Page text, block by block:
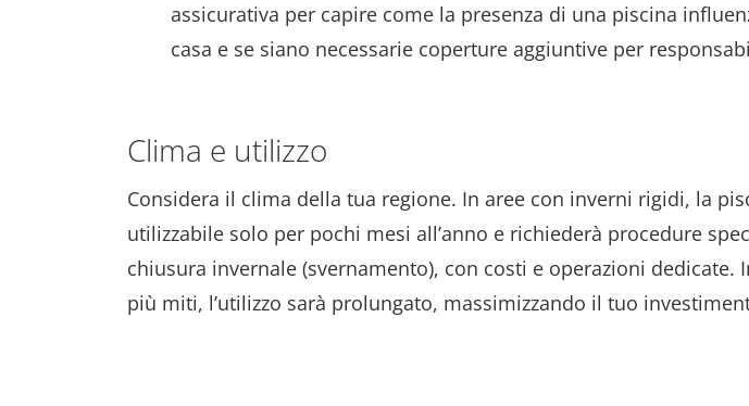
assicurativa per capire come la presenza di una piscina
casa e se siano necessarie coperture aggiuntive per
Clima e utilizzo
Considera il clima della tua regione. In aree con inverni rigidi, la
utilizzabile solo per pochi mesi all’anno e richiederà procedure
chiusura invernale (svernamento), con costi e operazioni dedicate.
più miti, l’utilizzo sarà prolungato, massimizzando il tuo